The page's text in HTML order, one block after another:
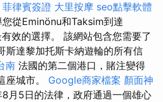
菲律賓簽證 大里按摩 seo點擊軟體
從Eminönu和Taksim到達
效的選擇。 該網站包含您需要了
斯達黎加托斯卡納遊輪的所有信
南 法國的第二個港口，賭注變得
座城市。 Google商家檔案 顏面神
月5日的法律，政府通過一個雄心